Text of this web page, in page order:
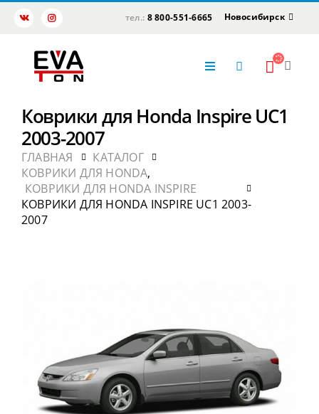
тел.: 8 800-551-6665 Новосибирск
Коврики для Honda Inspire UC1
2003-2007
ГЛАВНАЯ
КАТАЛОГ
КОВРИКИ ДЛЯ HONDA,
КОВРИКИ ДЛЯ HONDA INSPIRE
КОВРИКИ ДЛЯ HONDA INSPIRE UC1 2003-
2007